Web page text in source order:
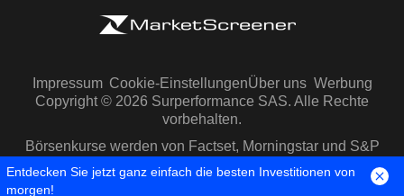
Impressum Cookie-EinstellungenÜber uns Werbung
Copyright © 2026 Surperformance SAS. Alle Rechte
vorbehalten.
Börsenkurse werden von Factset, Morningstar und S&P
Capital IQ zur Verfügung gestellt
Entdecken Sie jetzt ganz einfach die besten Investitionen von
morgen!